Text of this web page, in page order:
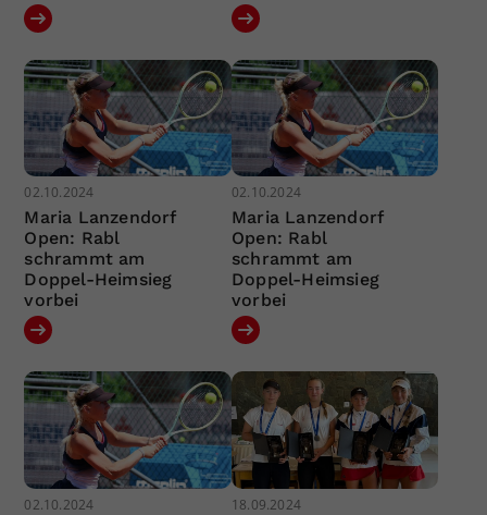
02.10.2024
Maria Lanzendorf
Open: Rabl
schrammt am
Doppel-Heimsieg
vorbei
02.10.2024
Maria Lanzendorf
Open: Rabl
schrammt am
Doppel-Heimsieg
vorbei
02.10.2024 18.09.2024